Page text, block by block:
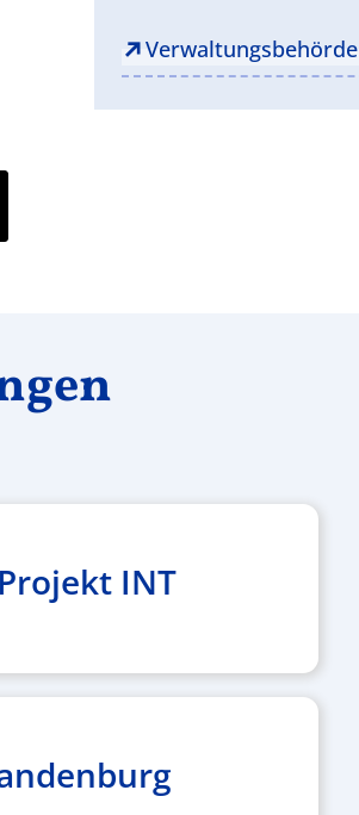
Verwaltungsbehörde
INT